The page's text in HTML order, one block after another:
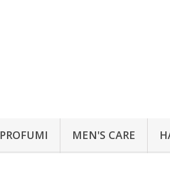
PROFUMI MEN'S CARE